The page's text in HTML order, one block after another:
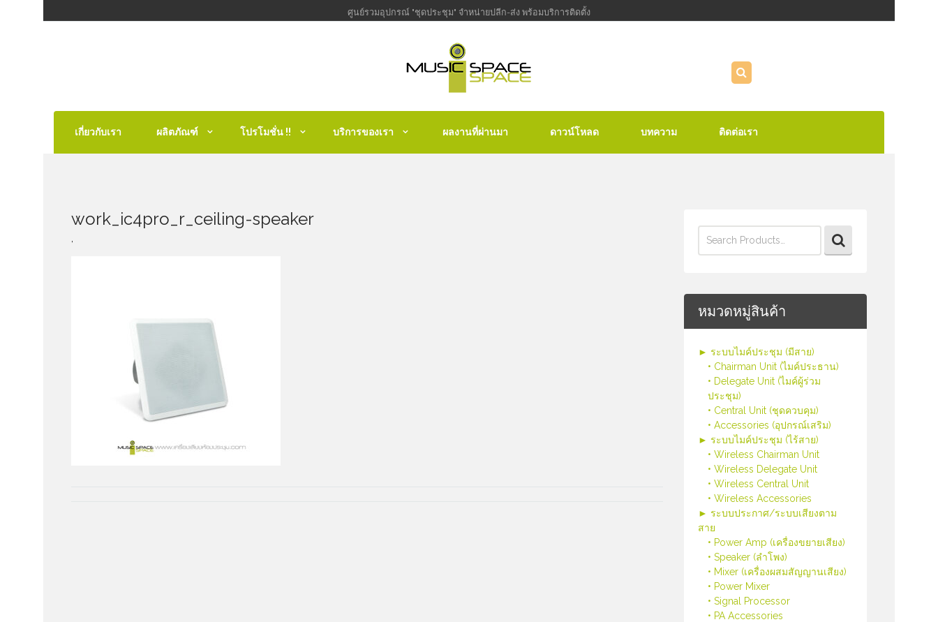
ศูนย์รวมอุปกรณ์ "ชุดประชุม" จำหน่ายปลีก-ส่ง พร้อมบริการติดตั้ง
เกี่ยวกับเรา ผลิตภัณฑ์ โปรโมชั่น !! บริการของเรา ผลงานที่ผ่านมา ดาวน์โหลด บทความ ติดต่อเรา
for:
หมวดหมู่สินค้า
► ระบบไมค์ประชุม (มีสาย)
• Chairman Unit (ไมค์ประธาน)
• Delegate Unit (ไมค์ผู้ร่วม
ประชุม)
• Central Unit (ชุดควบคุม)
• Accessories (อุปกรณ์เสริม)
► ระบบไมค์ประชุม (ไร้สาย)
• Wireless Chairman Unit
• Wireless Delegate Unit
• Wireless Central Unit
• Wireless Accessories
► ระบบประกาศ/ระบบเสียงตาม
สาย
• Power Amp (เครื่องขยายเสียง)
• Speaker (ลำโพง)
• Mixer (เครื่องผสมสัญญานเสียง)
• Power Mixer
• Signal Processor
• PA Accessories
work_ic4pro_r_ceiling-speaker